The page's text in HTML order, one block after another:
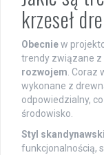
krzeseł
Obecniew
trendy związane z
rozwojem .
wykonane z
odpowiedzialny,
środowisko.
Styl skandynawski
funkcjonalnością,